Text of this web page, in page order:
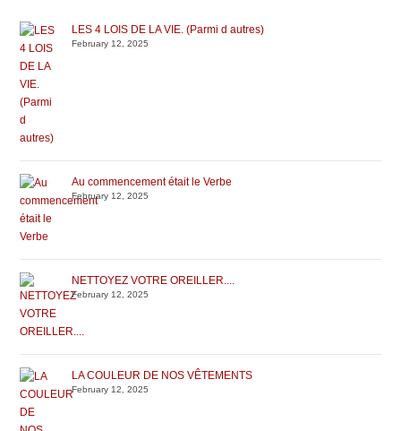
LES 4 LOIS DE LA VIE. (Parmi d autres)
February 12, 2025
Au commencement était le Verbe
February 12, 2025
NETTOYEZ VOTRE OREILLER....
February 12, 2025
LA COULEUR DE NOS VÊTEMENTS
February 12, 2025